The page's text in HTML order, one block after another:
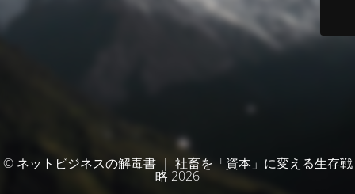
© ネットビジネスの解毒書 ｜ 社畜を「資本」に変える生存戦
略 2026